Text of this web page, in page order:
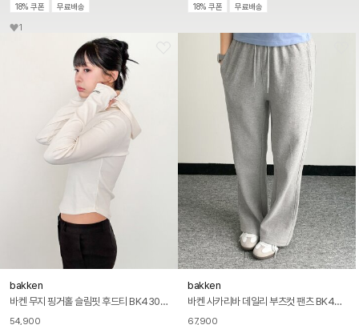
18% 쿠폰 무료배송
1
18% 쿠폰 무료배송
bakken
바켄 무지 핑거홀 슬림핏 후드티 BK4301 (4COLOR)
54,900
bakken
바켄 사카리바 데일리 부츠컷 팬츠 BK4312 (3COLOR)
67,900